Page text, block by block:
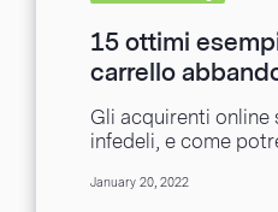
15 ottimi
carrello
Ecommerce
Gli acquirenti online
infedeli, e come
migliaia di...
January 20, 2022